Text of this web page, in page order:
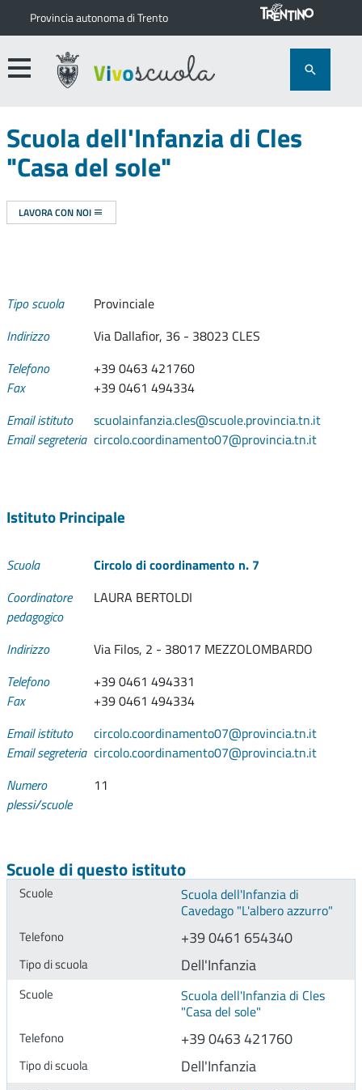
Provincia autonoma di Trento
Scuola dell'Infanzia di Cles
"Casa del sole"
LAVORA CON NOI
Tipo scuola
Provinciale
Indirizzo
Via Dallafior, 36 - 38023 CLES
Telefono
+39 0463 421760
Fax
+39 0461 494334
Email istituto
scuolainfanzia.cles@scuole.provincia.tn.it
Email segreteria circolo.coordinamento07@provincia.tn.it
Istituto Principale
Scuola
Circolo di coordinamento n. 7
Coordinatore
pedagogico
LAURA BERTOLDI
Indirizzo
Via Filos, 2 - 38017 MEZZOLOMBARDO
Telefono
+39 0461 494331
Fax
+39 0461 494334
Email istituto
circolo.coordinamento07@provincia.tn.it
Email segreteria circolo.coordinamento07@provincia.tn.it
Numero
plessi/scuole
11
Scuole di questo istituto
Scuola dell'Infanzia di
Cavedago "L'albero azzurro"
+39 0461 654340
Dell'Infanzia
Scuola dell'Infanzia di Cles
"Casa del sole"
+39 0463 421760
Dell'Infanzia